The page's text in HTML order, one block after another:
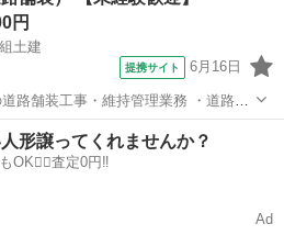
円
土建
提携サイト 6月16日
路舗装工事・維持管理業務 ・道路の
直し、排水性確保など ・道路の維持
業）など ・作業エリアは道南エリア
...
人形譲ってくれませんか？
OK🙆‍♀️査定0円‼️
Ad